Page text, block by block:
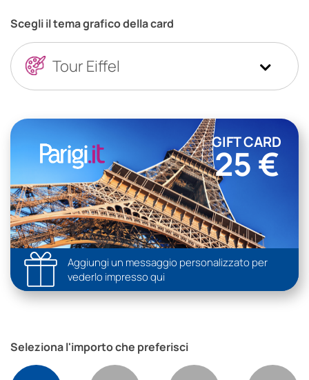
Scegli il tema grafico della card
GIFT CARD
25 €
Aggiungi un messaggio personalizzato per
vederlo impresso qui
Seleziona l'importo che preferisci